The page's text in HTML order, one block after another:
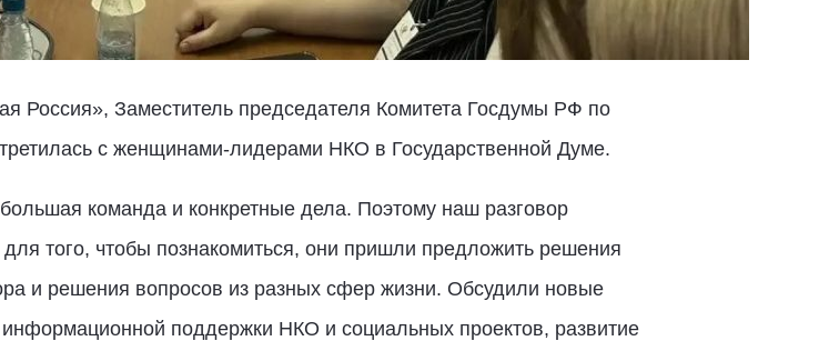
Россия», Заместитель председателя Комитета Госдумы РФ по
с женщинами-лидерами НКО в Государственной Думе.
команда и конкретные дела. Поэтому наш разговор
того, чтобы познакомиться, они пришли предложить решения
и решения вопросов из разных сфер жизни. Обсудили новые
поддержки НКО и социальных проектов, развитие